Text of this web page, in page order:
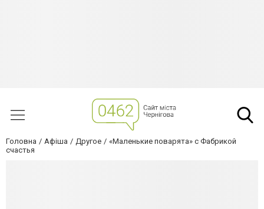
Головна Афіша Другое
«Маленькие поварята» с Фабрикой
счастья